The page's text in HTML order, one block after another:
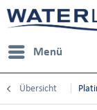
Menü
Übersicht